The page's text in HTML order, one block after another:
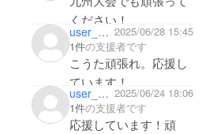
ください！
user_ebd7522e3b04 2025/06/28 15:45
1件の支援者です
こうた頑張れ。応援し
ています！
user_008d65112ea4 2025/06/24 18:06
1件の支援者です
応援しています！頑